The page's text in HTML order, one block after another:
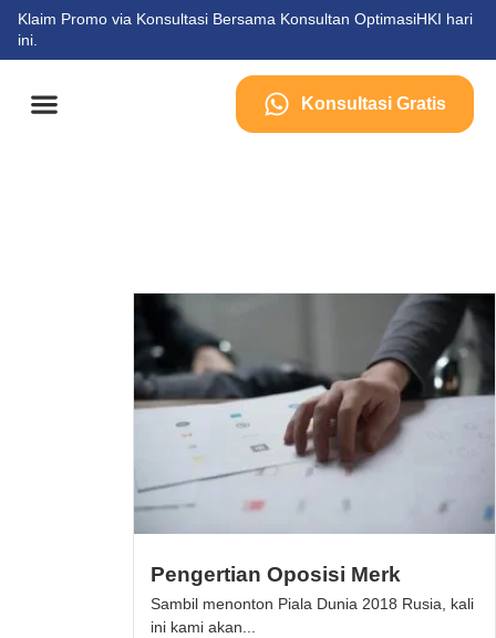
Klaim Promo via Konsultasi Bersama Konsultan OptimasiHKI hari
ini.
Konsultasi Gratis
Pengertian Oposisi Merk
Sambil menonton Piala Dunia 2018 Rusia, kali
ini kami akan...